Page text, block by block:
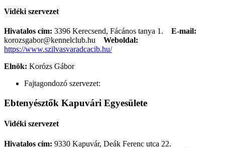
Vidéki szervezet
Hivatalos cím: 3396 Kerecsend, Fácános tanya 1. E-mail:
korozsgabor@kennelclub.hu
Weboldal:
https://www.szilvasvaradcacib.hu/
Elnök: Korózs Gábor
Fajtagondozó szervezet:
Ebtenyésztők Kapuvári Egyesülete
Vidéki szervezet
Hivatalos cím: 9330 Kapuvár, Deák Ferenc utca 22.